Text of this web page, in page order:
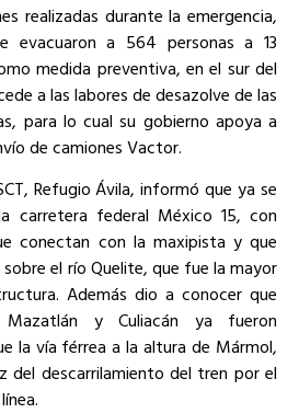
realizadas durante la emergencia,
evacuaron a 564 personas a 13
medida preventiva, en el sur del
a las labores de desazolve de las
para lo cual su gobierno apoya a
de camiones Vactor.
Refugio Ávila, informó que ya se
carretera federal México 15, con
conectan con la maxipista y que
el río Quelite, que fue la mayor
Además dio a conocer que
y Culiacán ya fueron
la vía férrea a la altura de Mármol,
del descarrilamiento del tren por el